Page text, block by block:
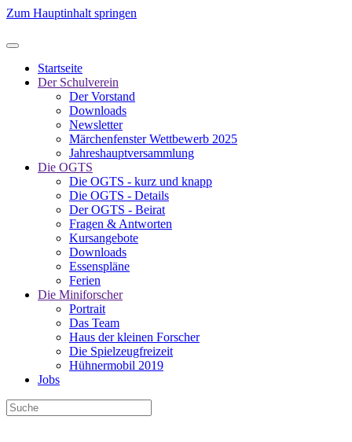
Zum Hauptinhalt springen
Startseite
Der Schulverein
Der Vorstand
Downloads
Newsletter
Märchenfenster Wettbewerb 2025
Jahreshauptversammlung
Die OGTS
Die OGTS - kurz und knapp
Die OGTS - Details
Der OGTS - Beirat
Fragen & Antworten
Kursangebote
Downloads
Essenspläne
Ferien
Die Miniforscher
Portrait
Das Team
Haus der kleinen Forscher
Die Spielzeugfreizeit
Hühnermobil 2019
Jobs